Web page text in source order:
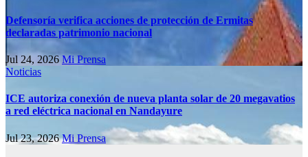
Defensoría verifica acciones de protección de Ermitas
declaradas patrimonio nacional
Jul 24, 2026Mi Prensa
Noticias
ICE autoriza conexión de nueva planta solar de 20 megavatios
a red eléctrica nacional en Nandayure
Jul 23, 2026Mi Prensa